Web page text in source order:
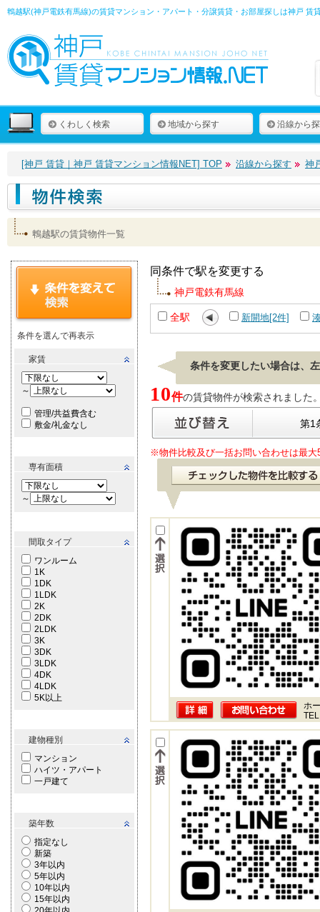
鵯越駅(神戸電鉄有馬線)の賃貸マンション・アパート・分譲賃貸・お部屋探しは神戸 賃
くわしく検索 地域から探す 沿線から
[神戸 賃貸｜神戸 賃貸マンション情報NET] TOP 沿線から探す 神
鵯越駅の賃貸物件一覧
条件を選んで再表示
家賃
～
管理/共益費含む
敷金/礼金なし
専有面積
～
間取タイプ
ワンルーム
1K
1DK
1LDK
2K
2DK
2LDK
3K
3DK
3LDK
4DK
4LDK
5K以上
建物種別
マンション
ハイツ・アパート
一戸建て
築年数
指定なし
新築
3年以内
5年以内
10年以内
15年以内
同条件で駅を変更する
神戸電鉄有馬線
全駅 新開地[2件]
条件を変更したい場合は、
10件の賃貸物件が検索されました
第1
※物件比較及び一括お問い合わせは最大
ホ